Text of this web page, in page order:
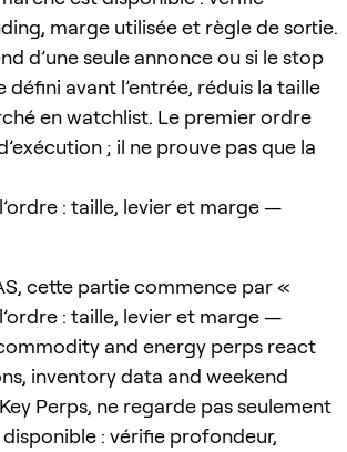
marge utilisée et règle de sortie.
d’une seule annonce ou si le stop
défini avant l’entrée, réduis la taille
en watchlist. Le premier ordre
; il ne prouve pas que la
: taille, levier et marge —
cette partie commence par «
: taille, levier et marge —
and energy perps react
inventory data and weekend
Perps, ne regarde pas seulement
: vérifie profondeur,